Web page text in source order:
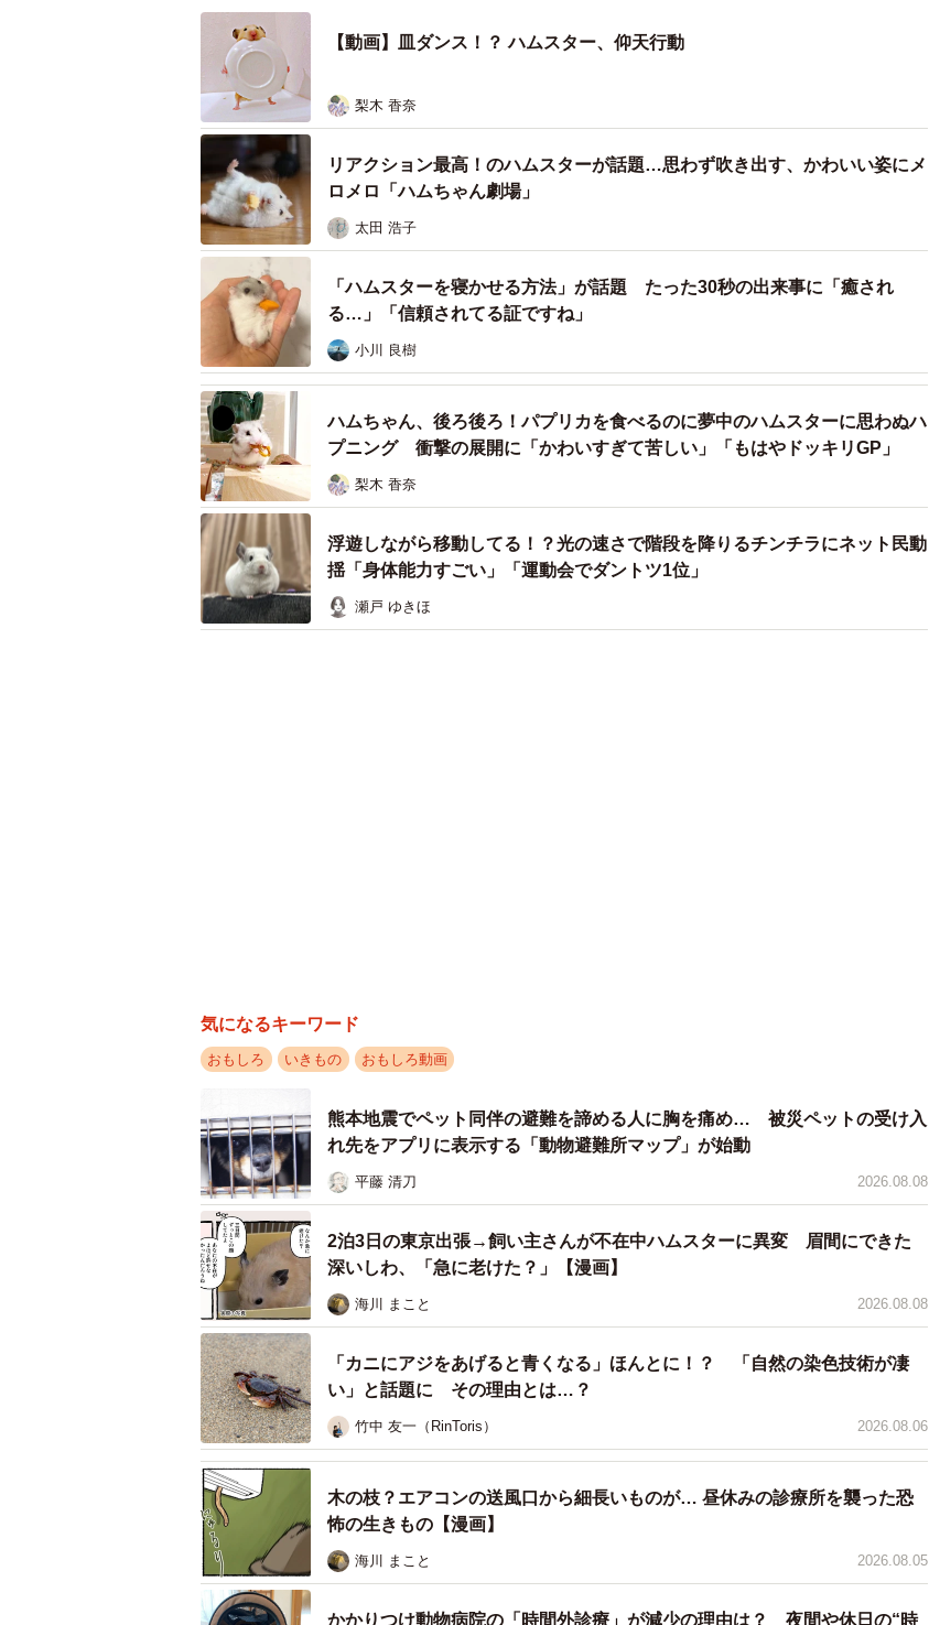
当時の状況について、飼い主のうまハムさん（@yappyyyer）にお話を伺いました。
お転婆でパワフル！ お皿をくわえて歩き回ることも
い日もあれば、飽きずに延々とやっている日もあります。何をしようとしているのかはわか
りません。ただ、真剣にやっていることはたしかなので、かわいらしくてたまりません」
ーーこの光景を目にした瞬間の感想は？
「初めて見たときは、本当に驚きました。『え？？ 持ち上げてる？？ 重い…よね？？』
と。何度見ても笑ってしまいます。とくに今回投稿した写真は、ふいに見たとき、あのポー
ズになっていたので思わず吹き出してしまいました。おもしろいですし、愛おしいですね」
【動画】皿ダンス！？ ハムスター、仰天行動
梨木 香奈
リアクション最高！のハムスターが話題…思わず吹き出す、かわいい姿にメ
ロメロ「ハムちゃん劇場」
太田 浩子
「ハムスターを寝かせる方法」が話題 たった30秒の出来事に「癒され
る…」「信頼されてる証ですね」
小川 良樹
ハムちゃん、後ろ後ろ！パプリカを食べるのに夢中のハムスターに思わぬハ
プニング 衝撃の展開に「かわいすぎて苦しい」「もはやドッキリGP」
梨木 香奈
浮遊しながら移動してる！？光の速さで階段を降りるチンチラにネット民動
揺「身体能力すごい」「運動会でダントツ1位」
瀬戸 ゆきほ
気になるキーワード
おもしろ いきもの おもしろ動画
熊本地震でペット同伴の避難を諦める人に胸を痛め… 被災ペットの受け入
れ先をアプリに表示する「動物避難所マップ」が始動
平藤 清刀 2026.08.08
2泊3日の東京出張→飼い主さんが不在中ハムスターに異変 眉間にできた
深いしわ、「急に老けた？」【漫画】
海川 まこと 2026.08.08
「カニにアジをあげると青くなる」ほんとに！？ 「自然の染色技術が凄
い」と話題に その理由とは…？
竹中 友一（RinToris） 2026.08.06
木の枝？エアコンの送風口から細長いものが… 昼休みの診療所を襲った恐
怖の生きもの【漫画】
海川 まこと 2026.08.05
かかりつけ動物病院の「時間外診療」が減少の理由は？ 夜間や休日の“時